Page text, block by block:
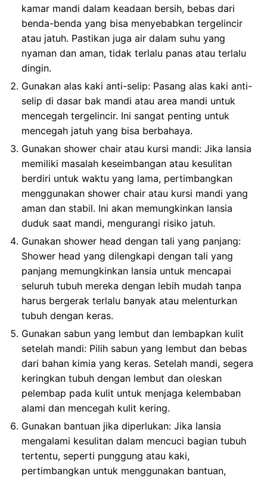
kamar mandi dalam keadaan bersih, bebas dari
benda-benda yang bisa menyebabkan tergelincir
atau jatuh. Pastikan juga air dalam suhu yang
nyaman dan aman, tidak terlalu panas atau terlalu
dingin.
Gunakan alas kaki anti-selip: Pasang alas kaki anti-
selip di dasar bak mandi atau area mandi untuk
mencegah tergelincir. Ini sangat penting untuk
mencegah jatuh yang bisa berbahaya.
Gunakan shower chair atau kursi mandi: Jika lansia
memiliki masalah keseimbangan atau kesulitan
berdiri untuk waktu yang lama, pertimbangkan
menggunakan shower chair atau kursi mandi yang
aman dan stabil. Ini akan memungkinkan lansia
duduk saat mandi, mengurangi risiko jatuh.
Gunakan shower head dengan tali yang panjang:
Shower head yang dilengkapi dengan tali yang
panjang memungkinkan lansia untuk mencapai
seluruh tubuh mereka dengan lebih mudah tanpa
harus bergerak terlalu banyak atau melenturkan
tubuh dengan keras.
Gunakan sabun yang lembut dan lembapkan kulit
setelah mandi: Pilih sabun yang lembut dan bebas
dari bahan kimia yang keras. Setelah mandi, segera
keringkan tubuh dengan lembut dan oleskan
pelembap pada kulit untuk menjaga kelembaban
alami dan mencegah kulit kering.
Gunakan bantuan jika diperlukan: Jika lansia
mengalami kesulitan dalam mencuci bagian tubuh
tertentu, seperti punggung atau kaki,
pertimbangkan untuk menggunakan bantuan,